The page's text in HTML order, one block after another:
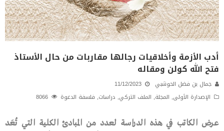
أدب الأزمة وأخلاقيات رجالها مقاربات من حال الأستاذ
فتح ﷲ كولن ومقاله
جمال بن فضل الحوشبي
11/12/2023
الإصدارة الأولى, المجلة, الملف التركي, دراسات, فلسفة الدعوة
عرض الكاتب في هذه الدراسة لعدد من المبادئ الكلية التي تُعَد